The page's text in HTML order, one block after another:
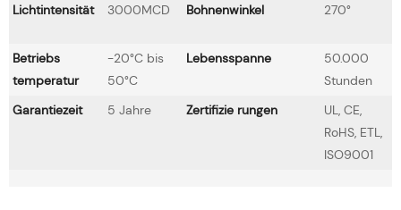
Lichtintensität
3000MCD Bohnenwinkel 270°
Betriebs
temperatur
-20°C bis
50°C
Lebensspanne
50.000
Stunden
Garantiezeit
5 Jahre Zertifizie rungen
UL, CE,
RoHS, ETL,
ISO9001